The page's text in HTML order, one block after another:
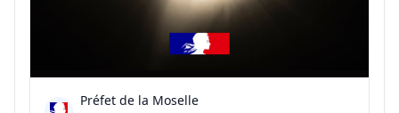
Préfet de la Moselle